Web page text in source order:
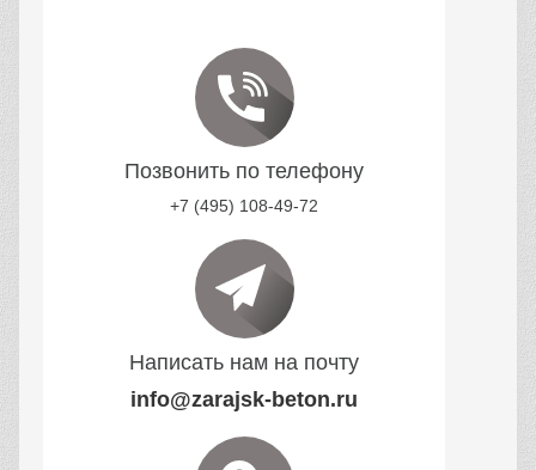
Позвонить по телефону
+7 (495) 108-49-72
Написать нам на почту
info@zarajsk-beton.ru